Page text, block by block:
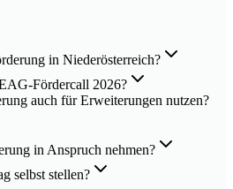
in Niederösterreich?
Fördercall 2026?
auch für Erweiterungen nutzen?
in Anspruch nehmen?
selbst stellen?